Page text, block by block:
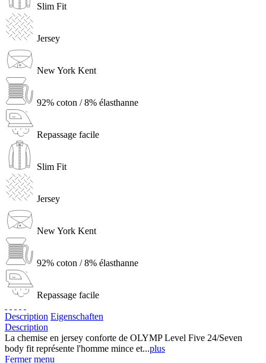
Slim Fit
Jersey
New York Kent
92% coton / 8% élasthanne
Repassage facile
Slim Fit
Jersey
New York Kent
92% coton / 8% élasthanne
Repassage facile
Description Eigenschaften
Description
La chemise en jersey conforte de OLYMP Level Five 24/Seven
body fit représente l'homme mince et...plus
Fermer menu